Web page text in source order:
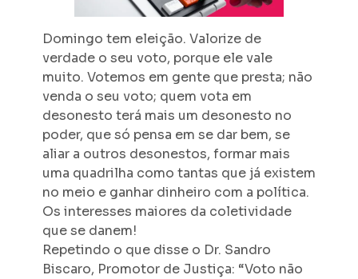
Domingo tem eleição. Valorize de
verdade o seu voto, porque ele vale
muito. Votemos em gente que presta; não
venda o seu voto; quem vota em
desonesto terá mais um desonesto no
poder, que só pensa em se dar bem, se
aliar a outros desonestos, formar mais
uma quadrilha como tantas que já existem
no meio e ganhar dinheiro com a política.
Os interesses maiores da coletividade
que se danem!
Repetindo o que disse o Dr. Sandro
Biscaro, Promotor de Justiça: “Voto não